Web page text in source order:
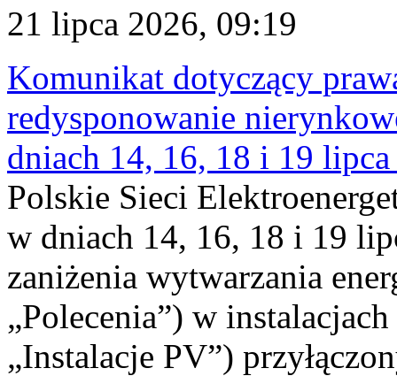
21 lipca 2026, 09:19
Komunikat dotyczący
redysponowanie
dniach 14, 16, 18 i 19
Polskie Sieci
w dniach 14, 16, 18 i 19
zaniżenia wytwarzania
„Polecenia”) w
„Instalacje PV”)